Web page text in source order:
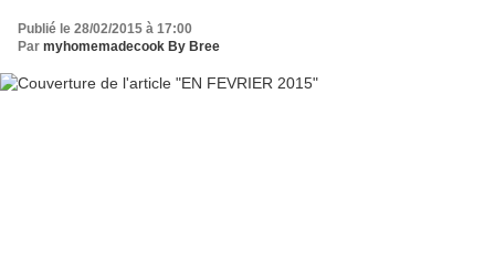
Publié le 28/02/2015 à 17:00
Par myhomemadecook By Bree